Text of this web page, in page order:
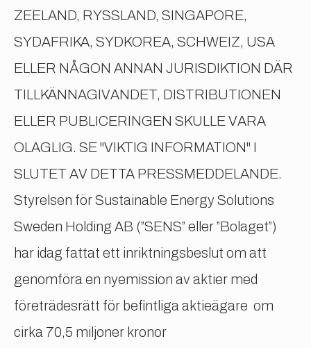
ZEELAND, RYSSLAND, SINGAPORE,
SYDAFRIKA, SYDKOREA, SCHWEIZ, USA
ELLER NÅGON ANNAN JURISDIKTION DÄR
TILLKÄNNAGIVANDET, DISTRIBUTIONEN
ELLER PUBLICERINGEN SKULLE VARA
OLAGLIG. SE "VIKTIG INFORMATION" I
SLUTET AV DETTA PRESSMEDDELANDE.
Styrelsen för Sustainable Energy Solutions
Sweden Holding AB (”SENS” eller ”Bolaget”)
har idag fattat ett inriktningsbeslut om att
genomföra en nyemission av aktier med
företrädesrätt för befintliga aktieägare om
cirka 70,5 miljoner kronor